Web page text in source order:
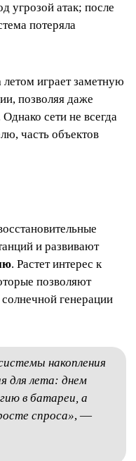
угрозой атак; после
потеряла
летом играет заметную
позволяя даже
сети не всегда
часть объектов
и развивают
. Растет интерес к
позволяют
генерации
накопления
для лета: днем
в батареи, а
спроса», —